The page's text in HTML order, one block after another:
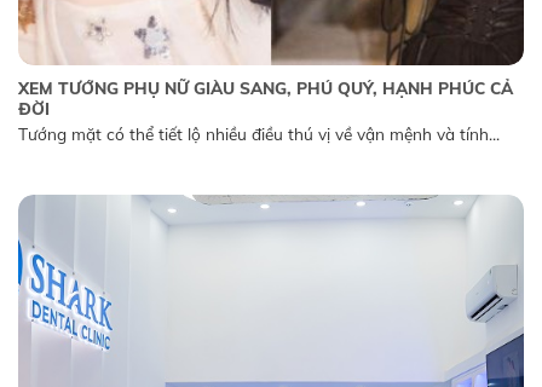
XEM TƯỚNG PHỤ NỮ GIÀU SANG, PHÚ QUÝ, HẠNH PHÚC CẢ
ĐỜI
Tướng mặt có thể tiết lộ nhiều điều thú vị về vận mệnh và tính...